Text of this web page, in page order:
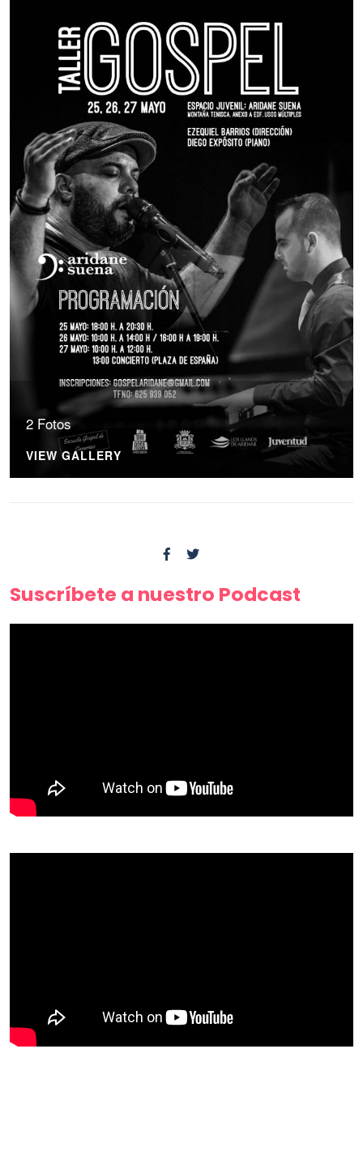
2 Fotos
VIEW GALLERY
Suscríbete a nuestro Podcast